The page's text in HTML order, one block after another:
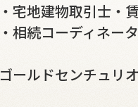
・宅地建物取引士 ・
・相続コーディネー
ゴールドセンチュリ